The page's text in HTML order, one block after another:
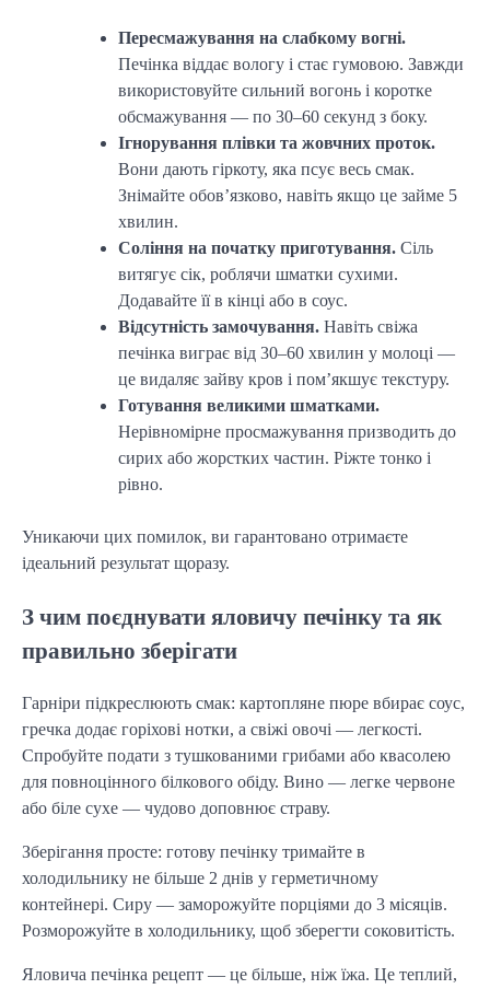
Пересмажування на слабкому вогні.
Печінка віддає вологу і стає гумовою. Завжди
використовуйте сильний вогонь і коротке
обсмажування — по 30–60 секунд з боку.
Ігнорування плівки та жовчних проток.
Вони дають гіркоту, яка псує весь смак.
Знімайте обов’язково, навіть якщо це займе 5
хвилин.
Соління на початку приготування. Сіль
витягує сік, роблячи шматки сухими.
Додавайте її в кінці або в соус.
Відсутність замочування. Навіть свіжа
печінка виграє від 30–60 хвилин у молоці —
це видаляє зайву кров і пом’якшує текстуру.
Готування великими шматками.
Нерівномірне просмажування призводить до
сирих або жорстких частин. Ріжте тонко і
рівно.
Уникаючи цих помилок, ви гарантовано отримаєте
ідеальний результат щоразу.
З чим поєднувати яловичу печінку та як
правильно зберігати
Гарніри підкреслюють смак: картопляне пюре вбирає соус,
гречка додає горіхові нотки, а свіжі овочі — легкості.
Спробуйте подати з тушкованими грибами або квасолею
для повноцінного білкового обіду. Вино — легке червоне
або біле сухе — чудово доповнює страву.
Зберігання просте: готову печінку тримайте в
холодильнику не більше 2 днів у герметичному
контейнері. Сиру — заморожуйте порціями до 3 місяців.
Розморожуйте в холодильнику, щоб зберегти соковитість.
Яловича печінка рецепт — це більше, ніж їжа. Це теплий,